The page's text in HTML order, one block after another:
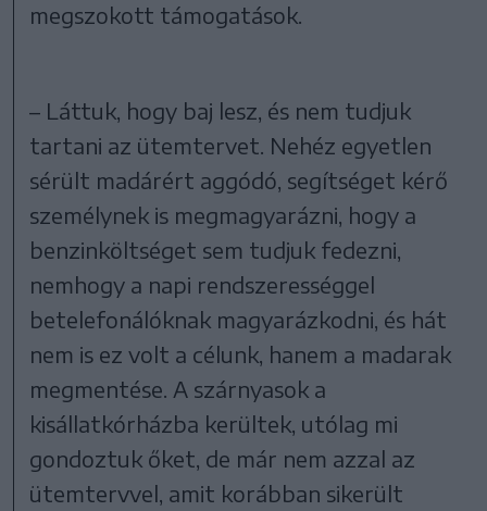
megszokott támogatások.
– Láttuk, hogy baj lesz, és nem tudjuk
tartani az ütemtervet. Nehéz egyetlen
sérült madárért aggódó, segítséget kérő
személynek is megmagyarázni, hogy a
benzinköltséget sem tudjuk fedezni,
nemhogy a napi rendszerességgel
betelefonálóknak magyarázkodni, és hát
nem is ez volt a célunk, hanem a madarak
megmentése. A szárnyasok a
kisállatkórházba kerültek, utólag mi
gondoztuk őket, de már nem azzal az
ütemtervvel, amit korábban sikerült